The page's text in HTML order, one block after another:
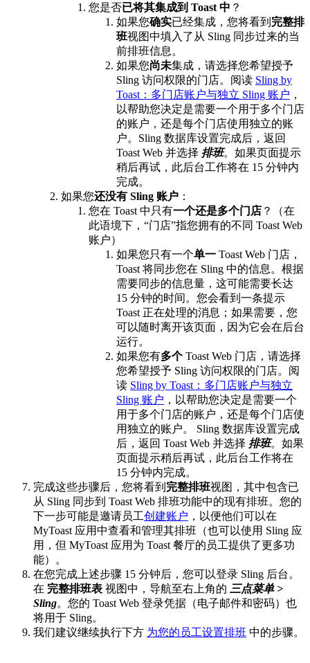
您是否已将其集成到 Toast 中 ？
如果您确实已经集成，您将看到 完整排
班视图中填入了从 Sling 同步过来的当
前排班信息。
如果您尚未集成，请选择您希望授予
Sling 访问权限的门店。阅读 Sling by
Toast：多门店账户与独立 Sling 账户 ，
以帮助您决定是需要一个用于多个门店
的账户，还是每个门店使用独立的账
户。Sling 数据库设置完成后，返回
Toast Web 并选择 排班。如果页面提示
稍后再试，此后台工作将在 15 分钟内
完成。
如果您还没有 Sling 账户 ：
您在 Toast 中只有一个还是多个门店 ？（在
此语境下，“门店”指您拥有的不同 Toast Web
账户）
如果您只有一个单一 Toast Web 门店，
Toast 将同步您在 Sling 中的信息。根据
需要同步的信息量，这可能需要长达
15 分钟的时间。您会看到一条提示
Toast 正在处理的消息；如果需要，您
可以随时离开该页面，因为它会在后台
运行。
如果您有多个 Toast Web 门店，请选择
您希望授予 Sling 访问权限的门店。阅
读 Sling by Toast：多门店账户与独立
Sling 账户 ，以帮助您决定是需要一个
用于多个门店的账户，还是每个门店使
用独立的账户。 Sling 数据库设置完成
后，返回 Toast Web 并选择 排班。如果
页面提示稍后再试，此后台工作将在
15 分钟内完成。
完成这些步骤后，您将看到 完整排班视图，其中包含已
从 Sling 同步到 Toast Web 排班功能中的现有排班。您的
下一步可能是邀请员工创建账户 ，以便他们可以在
MyToast 应用中查看和管理其排班（也可以使用 Sling 应
用，但 MyToast 应用为 Toast 餐厅的员工提供了更多功
能）。
在您完成上述步骤 15 分钟后，您可以登录 Sling 后台。
在 完整排班表 视图中，导航至右上角的 三点菜单 >
Sling。您的 Toast Web 登录凭据（电子邮件和密码）也
将用于 Sling。
我们建议继续执行下方 为您的员工设置排班 中的步骤。